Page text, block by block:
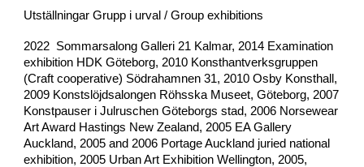
Utställningar Grupp i urval / Group exhibitions
2022 Sommarsalong Galleri 21 Kalmar, 2014 Examination
exhibition HDK Göteborg, 2010 Konsthantverksgruppen
(Craft cooperative) Södrahamnen 31, 2010 Osby Konsthall,
2009 Konstslöjdsalongen Röhsska Museet, Göteborg, 2007
Konstpauser i Julruschen Göteborgs stad, 2006 Norsewear
Art Award Hastings New Zealand, 2005 EA Gallery
Auckland, 2005 and 2006 Portage Auckland juried national
exhibition, 2005 Urban Art Exhibition Wellington, 2005,